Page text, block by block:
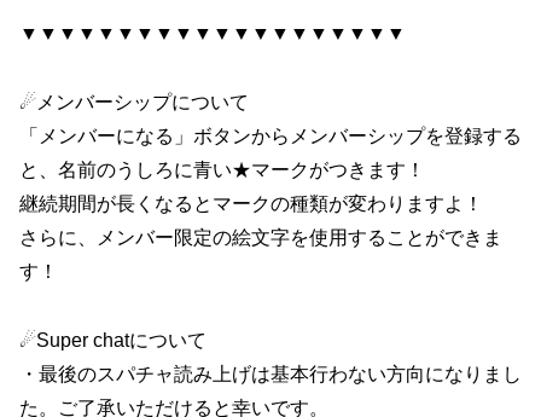
▼▼▼▼▼▼▼▼▼▼▼▼▼▼▼▼▼▼▼▼
☄メンバーシップについて
「メンバーになる」ボタンからメンバーシップを登録する
と、名前のうしろに青い★マークがつきます！
継続期間が長くなるとマークの種類が変わりますよ！
さらに、メンバー限定の絵文字を使用することができま
す！
☄Super chatについて
・最後のスパチャ読み上げは基本行わない方向になりまし
た。ご了承いただけると幸いです。